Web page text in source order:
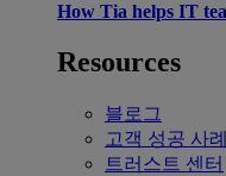
How Tia helps IT
Resources
블로그
고객 성공 사례
트러스트 센터